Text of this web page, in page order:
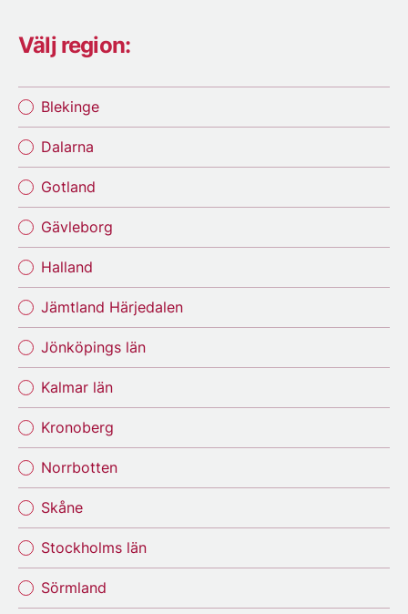
Välj region:
Blekinge
Dalarna
Gotland
Gävleborg
Halland
Jämtland Härjedalen
Jönköpings län
Kalmar län
Kronoberg
Norrbotten
Skåne
Stockholms län
Sörmland